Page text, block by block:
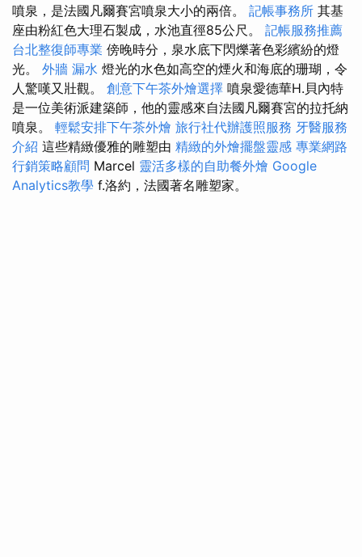
噴泉，是法國凡爾賽宮噴泉大小的兩倍。 記帳事務所 其基
座由粉紅色大理石製成，水池直徑85公尺。 記帳服務推薦
台北整復師專業 傍晚時分，泉水底下閃爍著色彩繽紛的燈
光。 外牆 漏水 燈光的水色如高空的煙火和海底的珊瑚，令
人驚嘆又壯觀。 創意下午茶外燴選擇 噴泉愛德華H.貝內特
是一位美術派建築師，他的靈感來自法國凡爾賽宮的拉托納
噴泉。 輕鬆安排下午茶外燴 旅行社代辦護照服務 牙醫服務
介紹 這些精緻優雅的雕塑由 精緻的外燴擺盤靈感 專業網路
行銷策略顧問 Marcel 靈活多樣的自助餐外燴 Google
Analytics教學 f.洛約，法國著名雕塑家。